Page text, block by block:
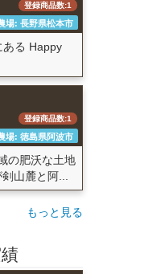
登録商品数:1
場: 長野県松本市
ある Happy
登録商品数:1
場: 徳島県阿波市
の肥沃な土地
山麓と阿...
もっと見る